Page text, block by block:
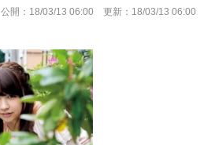
公開： 18/03/13 06:00 更新： 18/03/13 06:00